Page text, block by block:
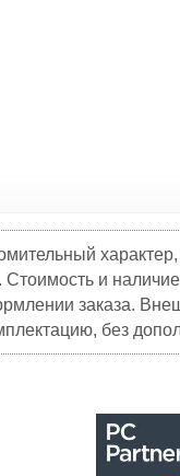
и
заказа.
без